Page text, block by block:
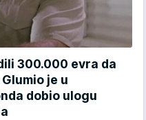
300.000 evra da
je u
dobio ulogu